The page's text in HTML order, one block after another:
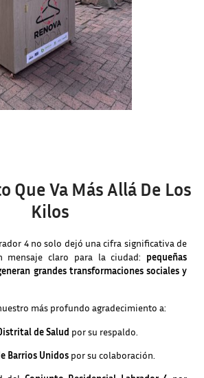
Que Va Más Allá De Los
Kilos
4 no solo dejó una cifra significativa de
mensaje claro para la ciudad: pequeñas
grandes transformaciones sociales y
más profundo agradecimiento a:
de Salud por su respaldo.
Barrios Unidos por su colaboración.